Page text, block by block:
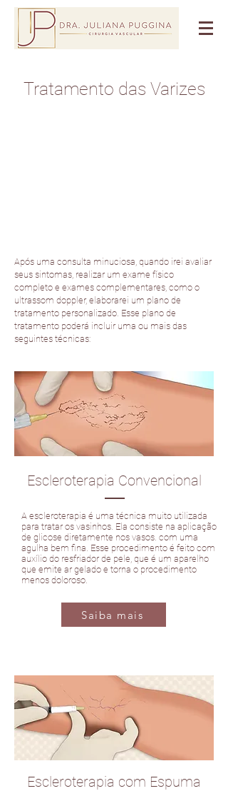
Tratamento das Varizes
Após uma consulta minuciosa, quando irei avaliar
seus sintomas, realizar um exame físico
completo e exames complementares, como o
ultrassom doppler, elaborarei um plano de
tratamento personalizado. Esse plano de
tratamento poderá incluir uma ou mais das
seguintes técnicas:
Escleroterapia Convencional
A escleroterapia é uma técnica muito utilizada
para tratar os vasinhos. Ela consiste na aplicação
de glicose diretamente nos vasos. com uma
agulha bem fina. Esse procedimento é feito com
auxílio do resfriador de pele, que é um aparelho
que emite ar gelado e torna o procedimento
menos doloroso.
Saiba mais
Escleroterapia com Espuma